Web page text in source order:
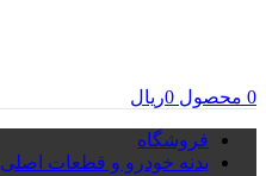
0 محصول 0ریال
فروشگاه
بدنه خودرو و قطعات اصلی